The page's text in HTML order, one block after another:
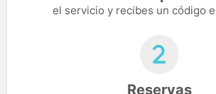
el servicio y recibes un código
Reservas